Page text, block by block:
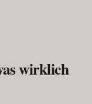
wirklich